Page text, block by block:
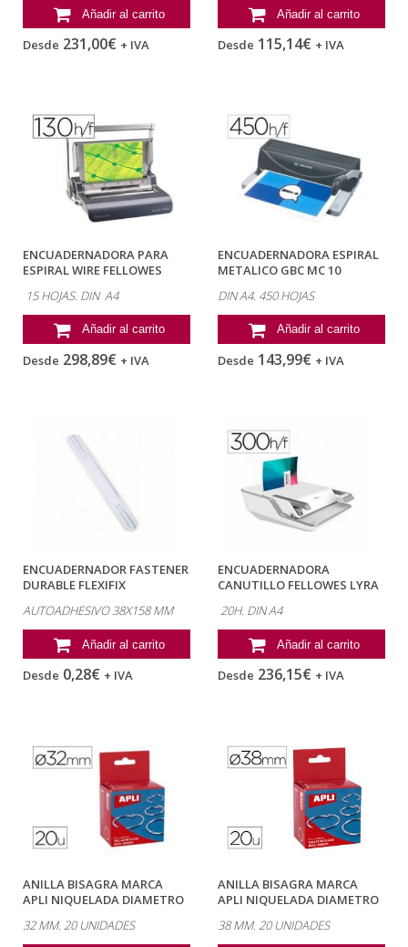
Añadir al carrito
Desde 231,00€ + IVA
Añadir al carrito
Desde 115,14€ + IVA
ENCUADERNADORA PARA
ESPIRAL WIRE FELLOWES
15 HOJAS. DIN A4
Añadir al carrito
Desde 298,89€ + IVA
ENCUADERNADORA ESPIRAL
METALICO GBC MC 10
DIN A4. 450 HOJAS
Añadir al carrito
Desde 143,99€ + IVA
ENCUADERNADOR FASTENER
DURABLE FLEXIFIX
AUTOADHESIVO 38X158 MM
Añadir al carrito
Desde 0,28€ + IVA
ENCUADERNADORA
CANUTILLO FELLOWES LYRA
20H. DIN A4
Añadir al carrito
Desde 236,15€ + IVA
ANILLA BISAGRA MARCA
APLI NIQUELADA DIAMETRO
32 MM. 20 UNIDADES
ANILLA BISAGRA MARCA
APLI NIQUELADA DIAMETRO
38 MM. 20 UNIDADES